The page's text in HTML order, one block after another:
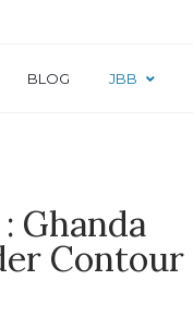
BLOG JBB
Ghanda
Contour